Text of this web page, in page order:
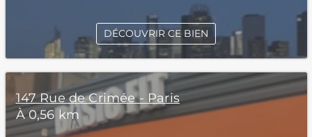
DÉCOUVRIR CE BIEN
147 Rue de Crimée - Paris
À 0,56 km